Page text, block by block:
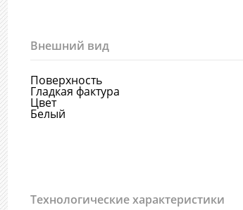
Внешний вид
Поверхность
Гладкая фактура
Цвет
Белый
Технологические характеристики